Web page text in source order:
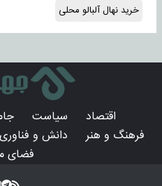
خرید نهال آلبالو محلی
اقتصاد سیاست
فرهنگ و هنر
دانش و فناوری
فضای